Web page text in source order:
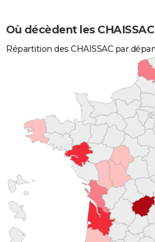
Où décèdent les
Répartition des CHAISSAC par